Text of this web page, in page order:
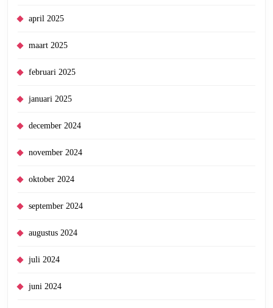
april 2025
maart 2025
februari 2025
januari 2025
december 2024
november 2024
oktober 2024
september 2024
augustus 2024
juli 2024
juni 2024